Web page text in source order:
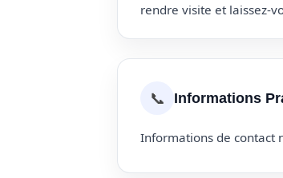
rendre visite et laissez-
📞 Informations
Informations de contact